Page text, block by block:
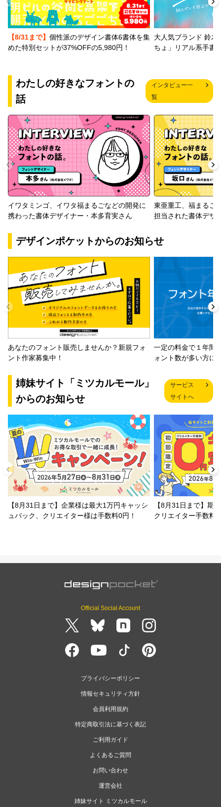
【8/31まで】 個性派のデザイン書体6書体を集
めた特別セットが37%OFFの5,980円！
大人気ブランド 鈴木
ちょ」リアル系手書
わたしの好きなフォントの
話
インタビュー一
覧
イワタミンゴ、イワタ福まるごなどの開発に
携わった書体デザイナー・本多育実さん
東亜重工、福まるご
担当された書体デザ
デザインポケットからのお知らせ
あなたのフォント販売しませんか？新規フォ
ント作家募集中！
一定の料金で１年間
ォント数が多い方に
姉妹サイト「ミツカルモール」
からのお知らせ
サービス
サイトへ
【8月31日まで】企業様は最大1万円キャッシ
ュバック、クリエイター様は手数料0円！
【8月31日まで】期
クリエイター手数料
Official Social Account
プライバシーポリシー
情報セキュリティ方針
会員利用規約
特定商取引法に基づく表記
ご利用ガイド
よくあるご質問
お問い合わせ
運営会社
姉妹サイト ミツカルモール